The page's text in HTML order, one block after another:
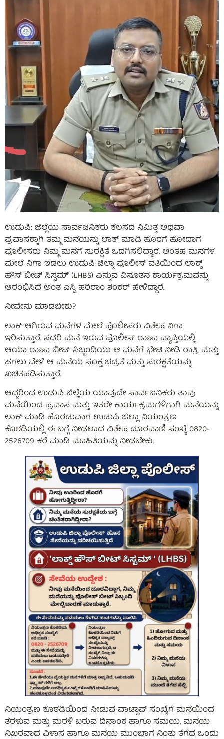
ಉಡುಪಿ: ಜಿಲ್ಲೆಯ ಸಾರ್ವಜನಿಕರು ಕೆಲಸದ ನಿಮಿತ್ತ ಅಥವಾ
ಪ್ರವಾಸಕ್ಕಾಗಿ ತಮ್ಮ ಮನೆಯನ್ನು ಲಾಕ್ ಮಾಡಿ ಹೊರಗೆ ಹೋದಾಗ
ಪೊಲೀಸರು ನಿಮ್ಮ ಮನೆಗೆ ಸುರಕ್ಷಿತೆ ಒದಗಿಸಲಿದ್ದಾರೆ. ಅಂತಹ ಮನೆಗಳ
ಮೇಲೆ ನಿಗಾ ಇಡಲು ಉಡುಪಿ ಜಿಲ್ಲಾ ಪೊಲೀಸ್‌ ವತಿಯಿಂದ ಲಾಕ್ಡ್
ಹೌಸ್ ಬೀಟ್ ಸಿಸ್ಟಮ್’ (LHBS) ಎನ್ನುವ ವಿನೂತನ ಕಾರ್ಯಕ್ರಮವನ್ನು
ಆರಂಭಿಸಿದೆ ಅಂತ ಎಸ್ಪಿ ಹರಿರಾಂ ಶಂಕರ್ ಹೇಳಿದ್ದಾರೆ.
ನೀವೇನು ಮಾಡಬೇಕು?
ಲಾಕ್‌ ಆಗಿರುವ ಮನೆಗಳ ಮೇಲೆ ಪೊಲೀಸರು ವಿಶೇಷ ನಿಗಾ
ಇರಿಸುತ್ತಾರೆ. ಸದರಿ ಮನೆ ಇರುವ ಪೊಲೀಸ್ ಠಾಣಾ ವ್ಯಾಪ್ತಿಯಲ್ಲಿ
ಆಯಾ ಠಾಣಾ ಬೀಟ್ ಸಿಬ್ಬಂದಿಯು ಆ ಮನೆಗೆ ಭೇಟಿ ನೀಡಿ ರಾತ್ರಿ ಮತ್ತು
ಹಗಲು ವೇಳೆ ಆ ಮನೆಯ ಸೂಕ್ತ ಭದ್ರತೆ ಮತ್ತು ಸುರಕ್ಷತೆಯನ್ನು
ಖಚಿತಪಡಿಸುತ್ತಾರೆ.
ಆದ್ದರಿಂದ ಉಡುಪಿ ಜಿಲ್ಲೆಯ ಯಾವುದೇ ಸಾರ್ವಜನಿಕರು ತಾವು
ಮನೆಯಿಂದ ಪ್ರವಾಸ ಮತ್ತು ಇತರೇ ಕಾರ್ಯಕ್ರಮಗಳಿಗಾಗಿ ಮನೆಯನ್ನು
ಲಾಕ್‌ ಮಾಡಿ ಹೊರಡುವಾಗ ಉಡುಪಿ ಜಿಲ್ಲಾ ನಿಯಂತ್ರಣ
ಕೊಠಡಿಯಲ್ಲಿ ಈ ಬಗ್ಗೆ ನೀಡಲಾದ ವಿಶೇಷ ದೂರವಾಣಿ ಸಂಖ್ಯೆ 0820-
2526709 ಕರೆ ಮಾಡಿ ಮಾಹಿತಿಯನ್ನು ನೀಡಬೇಕು.
ನಿಯಂತ್ರಣ ಕೊಠಡಿಯಿಂದ ನೀಡುವ ವಾಟ್ಸಾಪ್ ಸಂಖ್ಯೆಗೆ ಮನೆಯಿಂದ
ತೆರಳುವ ಮತ್ತು ಮರಳಿ ಬರುವ ದಿನಾಂಕ ಹಾಗೂ ಸಮಯ, ಮನೆಯ
ನಿಖರವಾದ ವಿಳಾಸ ಹಾಗೂ ಮನೆಯ ಮುಂಭಾಗ ನಿಂತು ತೆಗೆದ ಒಂದು